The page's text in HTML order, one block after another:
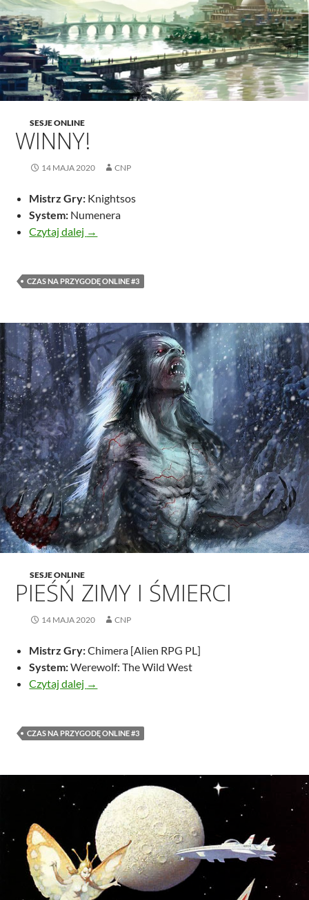
SESJE ONLINE
WINNY!
14 MAJA 2020 CNP
Mistrz Gry: Knightsos
System: Numenera
Czytaj dalej
Winny!
→
CZAS NA PRZYGODĘ ONLINE #3
SESJE ONLINE
PIEŚŃ ZIMY I ŚMIERCI
14 MAJA 2020 CNP
Mistrz Gry:Chimera [Alien RPG PL]
System:Werewolf: The Wild West
Czytaj dalej Pieśń Zimy i Śmierci
→
CZAS NA PRZYGODĘ ONLINE #3